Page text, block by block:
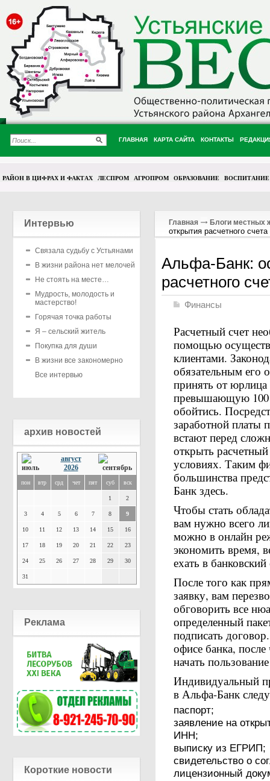
ГЛАВНАЯ КАРТА САЙТА КОНТАКТЫ
РАЙОН В ЦИФРАХ И ФАКТАХ ЛЕСПРОМ АГРОПРОМ ОБРАЗОВАНИЕ ВОСПИТАНИЕ
Интервью
Связала судьбу с Устьянами
В жизни района нет мелочей
Не стоять на месте…
Мудрость, молодость и
мастерство!
Горячая точка работы
Я – сельский житель
Покупка для души
В жизни все закономерно
Все интервью
архив новостей
август
2026
пон втр срд чет пят суб вск
1 2
3 4 5 6 7 8 9
10 11 12 13 14 15 16
17 18 19 20 21 22 23
24 25 26 27 28 29 30
31
Реклама
Короткие новости
Главная Блоги местных
открытия расчетного счета
Альфа-Банк:
расчетного
Финансы
Расчетный счет
помощью
клиентами.
обязательным его
принять от
превышающую 100
обойтись.
заработной платы
встают перед
открыть
условиях. Таким
большинства
Банк здесь.
Чтобы стать
вам нужно всего
можно в онлайн
экономить время,
ехать в
После того как
заявку, вам
обговорить все
определенный
подписать
офисе банка,
начать
Индивидуальный
в Альфа-Банк
паспорт;
заявление на
ИНН;
выписку из ЕГРИП;
свидетельство о
лицензионный